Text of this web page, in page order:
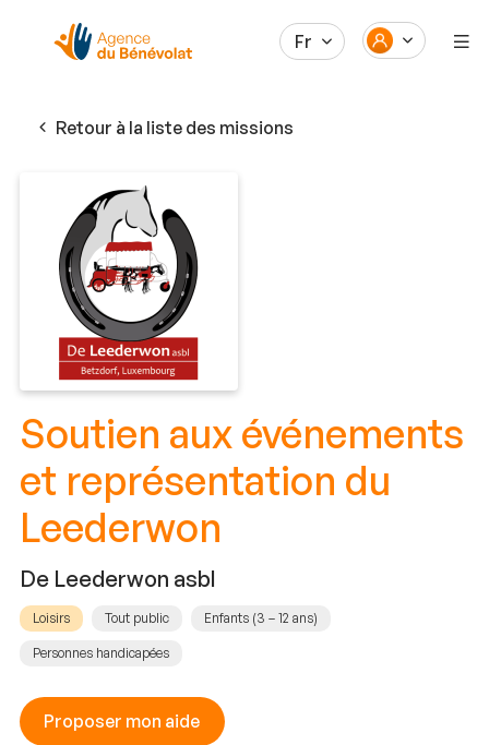
Fr
Retour à la liste des missions
Soutien aux événements
et représentation du
Leederwon
De Leederwon asbl
Loisirs Tout public Enfants (3 – 12 ans)
Personnes handicapées
Proposer mon aide